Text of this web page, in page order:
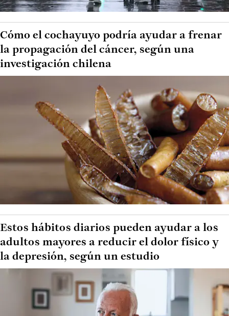
Cómo el cochayuyo podría ayudar a frenar
la propagación del cáncer, según una
investigación chilena
Estos hábitos diarios pueden ayudar a los
adultos mayores a reducir el dolor físico y
la depresión, según un estudio